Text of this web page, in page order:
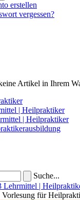
erstellen
vergessen?
Artikel in Ihrem
| Heilpraktiker
| Heilpraktiker
Suche...
Lehrmittel |
für